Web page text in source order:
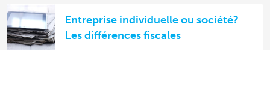
Entreprise individuelle ou société?
Les différences fiscales